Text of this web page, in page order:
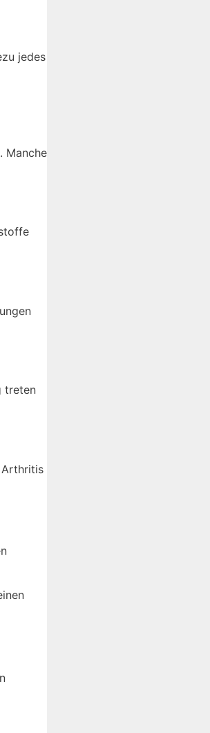
jedes
Manche
treten
Arthritis